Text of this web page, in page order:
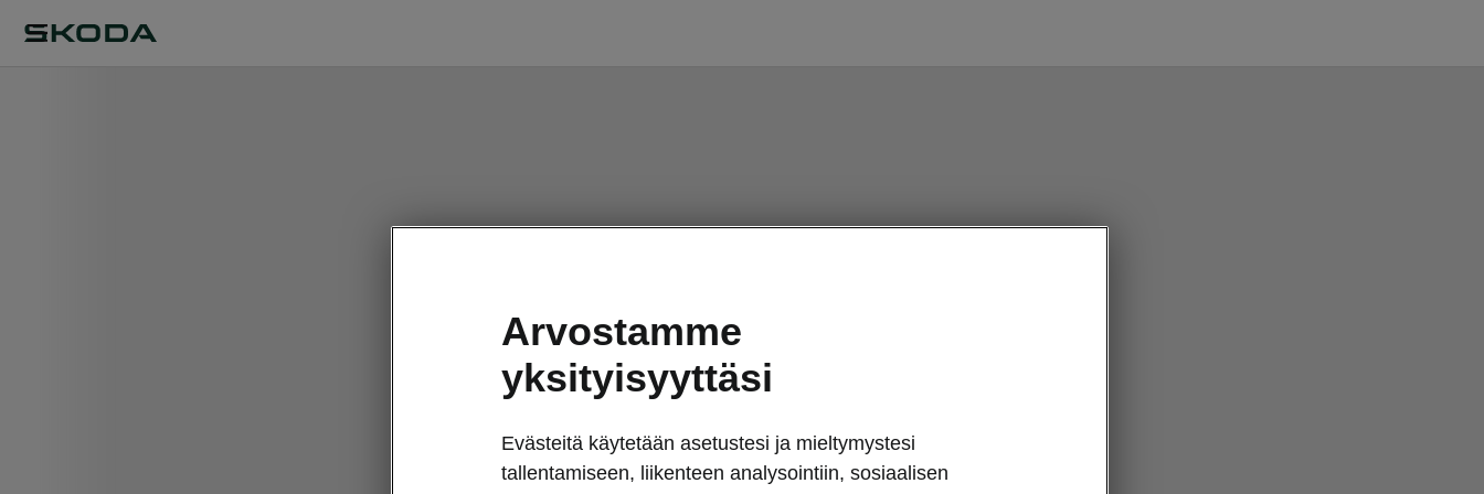
Arvostamme
yksityisyyttäsi
Evästeitä käytetään asetustesi ja mieltymystesi
tallentamiseen, liikenteen analysointiin, sosiaalisen